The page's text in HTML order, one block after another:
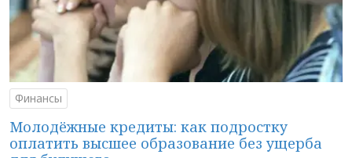
Финансы
Молодёжные кредиты: как подростку
оплатить высшее образование без ущерба